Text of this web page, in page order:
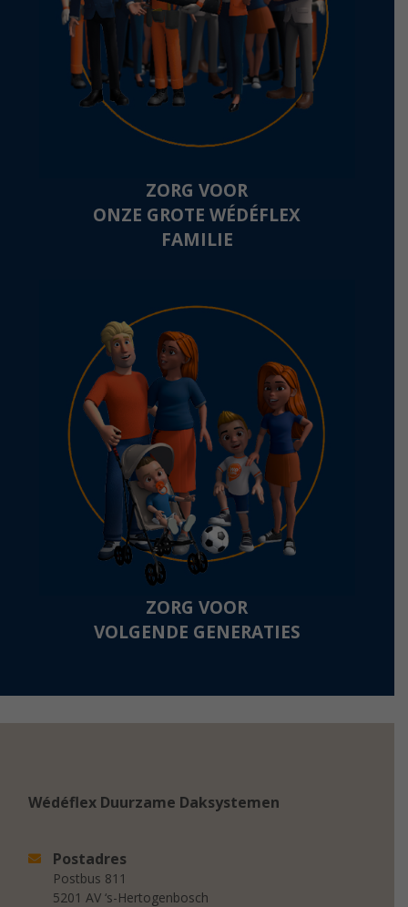
ZORG VOOR
ONZE GROTE WÉDÉFLEX
FAMILIE
ZORG VOOR
VOLGENDE GENERATIES
Wédéflex Duurzame Daksystemen
Postadres
Postbus 811
5201 AV ‘s-Hertogenbosch